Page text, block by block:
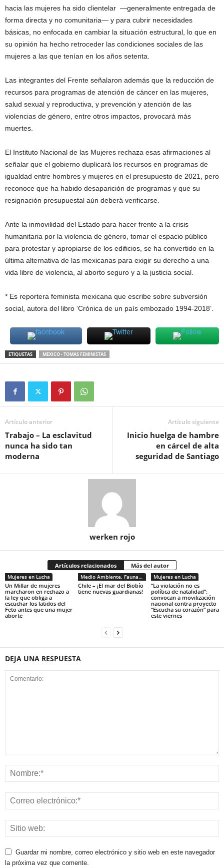
hacia las mujeres ha sido clientelar ­­ —generalmente entregada de
forma directa y no comunitaria— y para cubrir necesidades
básicas, no enfocada en cambiar la situación estructural, lo que en
su opinión ha hecho retroceder las condiciones sociales de las
mujeres a las que tenían en los años setenta.
Las integrantes del Frente señalaron además que la reducción de
recursos para programas de atención de cáncer en las mujeres,
salud sexual y reproductiva, y prevención y atención de las
violencias de género, entre otros impactos, provocará más
muertes.
El Instituto Nacional de las Mujeres rechaza esas afirmaciones al
señalar que el gobierno duplicará los recursos en programas de
igualdad entre hombres y mujeres en el presupuesto de 2021, pero
reconoce que ha habido desaparición de programas y que su
resignación presupuestal aún deberá verificarse.
Ante la inmovilidad del Estado para hacer frente a la crisis
humanitaria por la violencia de género, tomar el espacio público
para protestar y apropiarse de los edificios, se ha convertido en la
última alternativa de las mexicanas para exigir su derecho a una
vida libre de violencia, al aborto seguro y a la justicia social.
* Es reportera feminista mexicana que escribe sobre subversión
social, autora del libro ‘Crónica de un país embozado 1994-2018’.
ETIQUETAS MEXICO - TOMAS FEMINISTAS
Artículo anterior
Trabajo – La esclavitud
nunca ha sido tan
moderna
Artículo siguiente
Inicio huelga de hambre
en cárcel de alta
seguridad de Santiago
werken rojo
Artículos relacionados Más del autor
Mujeres en Lucha
Un Millar de mujeres
marcharon en rechazo a
la ley que obliga a
escuchar los latidos del
Feto antes que una mujer
aborte
Medio Ambiente, Fauna y Sociedad
Chile – ¡El mar del Biobío
tiene nuevas guardianas!
Mujeres en Lucha
“La violación no es
política de natalidad”:
convocan a movilización
nacional contra proyecto
“Escucha su corazón” para
este viernes
DEJA UNA RESPUESTA
Guardar mi nombre, correo electrónico y sitio web en este navegador
la próxima vez que comente.